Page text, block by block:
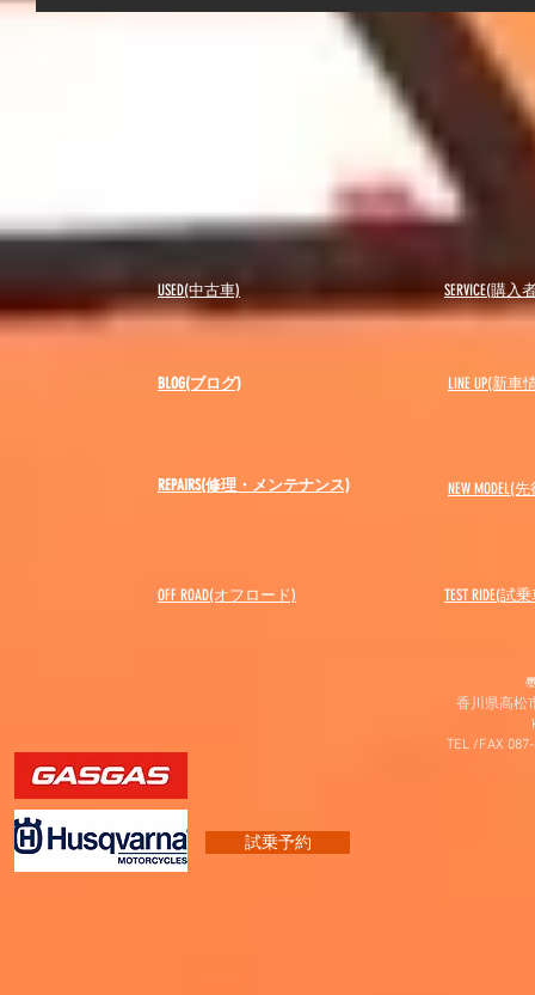
USED(中古車) SERVICE(購
BLOG(ブログ) LINE UP(新車
REPAIRS(修理・メンテナンス) NEW MODEL(先
OFF ROAD(オフロード) ​TEST RIDE(試
試乗予約
香川県高松
TEL /FAX